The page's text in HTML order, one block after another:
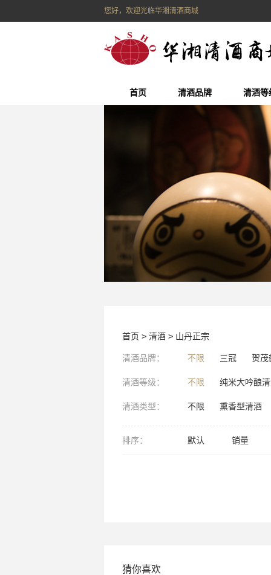
您好，欢迎光临华湘清酒商城
首页 清酒品牌 清酒等
首页 > 清酒 > 山丹正宗
清酒品牌： 不限 三冠 贺茂
清酒等级： 不限 纯米大吟酿
清酒类型： 不限 熏香型清酒
排序： 默认 销量
猜你喜欢